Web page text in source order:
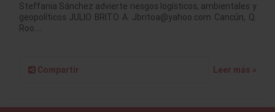
Steffania Sánchez advierte riesgos logísticos, ambientales y
geopolíticos JULIO BRITO A. Jbritoa@yahoo.com Cancún, Q.
Roo.…
Compartir Leer más »